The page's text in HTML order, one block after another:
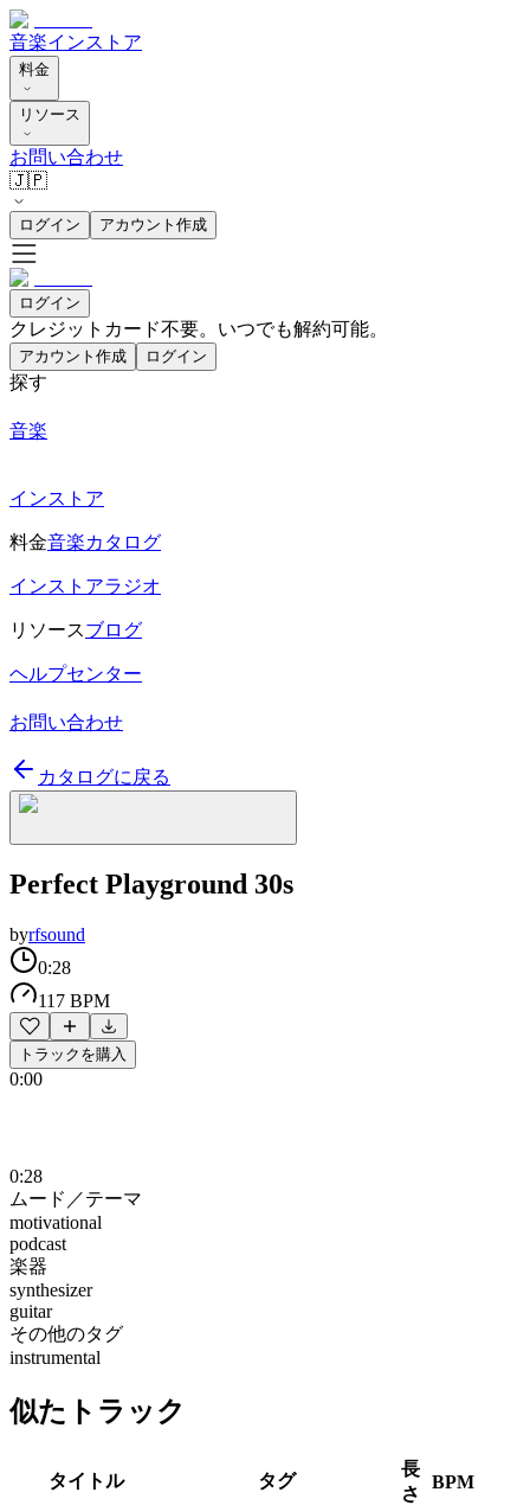
音楽インストア
料金
リソース
お問い合わせ
🇯🇵
ログイン アカウント作成
ログイン
クレジットカード不要。いつでも解約可能。
アカウント作成 ログイン
探す
音楽
インストア
料金音楽カタログ
インストアラジオ
リソースブログ
ヘルプセンター
お問い合わせ
カタログに戻る
Perfect Playground 30s
byrfsound
0:28
117 BPM
トラックを購入
0:00
0:28
ムード／テーマ
motivational
podcast
楽器
synthesizer
guitar
その他のタグ
instrumental
似たトラック
タイトル タグ
長
さ
BPM